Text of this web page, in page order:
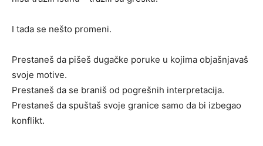
I tada se nešto promeni.
Prestaneš da pišeš dugačke poruke u kojima objašnjavaš
svoje motive.
Prestaneš da se braniš od pogrešnih interpretacija.
Prestaneš da spuštaš svoje granice samo da bi izbegao
konflikt.